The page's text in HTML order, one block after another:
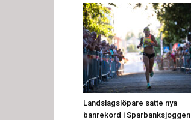
Landslagslöpare satte nya
banrekord i Sparbanksjoggen